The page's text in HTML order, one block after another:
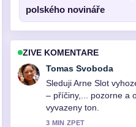
polského novináře
ZIVE KOMENTARE
Petra Novotna
Uzitecny kontext k
výhody, nevýhody a
pokracujte v
5 MIN ZPET